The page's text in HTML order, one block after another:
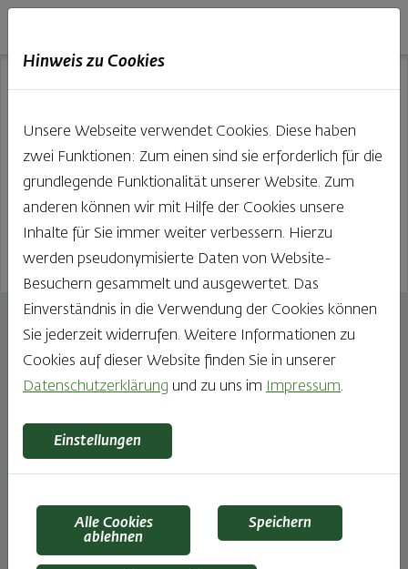
Apfelschnitte
156g
Genuss für alle Liebhaber fruchtiger Backwaren.
Jeder Bissen bietet eine perfekte Balance aus
Dessert oder zum Nachmittagskaffee – unsere
Apfelschnitte ist immer eine gute Wahl!
Hinweis zu Cookies
Unsere Webseite verwendet Cookies. Diese haben
zwei Funktionen: Zum einen sind sie erforderlich für die
grundlegende Funktionalität unserer Website. Zum
anderen können wir mit Hilfe der Cookies unsere
Inhalte für Sie immer weiter verbessern. Hierzu
werden pseudonymisierte Daten von Website-
Besuchern gesammelt und ausgewertet. Das
Einverständnis in die Verwendung der Cookies können
Sie jederzeit widerrufen. Weitere Informationen zu
Cookies auf dieser Website finden Sie in unserer
Datenschutzerklärung und zu uns im Impressum.
Einstellungen
Alle Cookies
ablehnen
Speichern